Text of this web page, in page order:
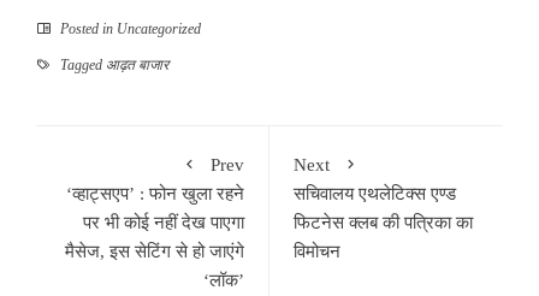
Posted in Uncategorized
Tagged आढ़त बाजार
Prev
‘व्हाट्सएप’ : फोन खुला रहने
पर भी कोई नहीं देख पाएगा
मैसेज, इस सेटिंग से हो जाएंगे
‘लॉक’
Next
सचिवालय एथलेटिक्स एण्ड
फिटनेस क्लब की पत्रिका का
विमोचन